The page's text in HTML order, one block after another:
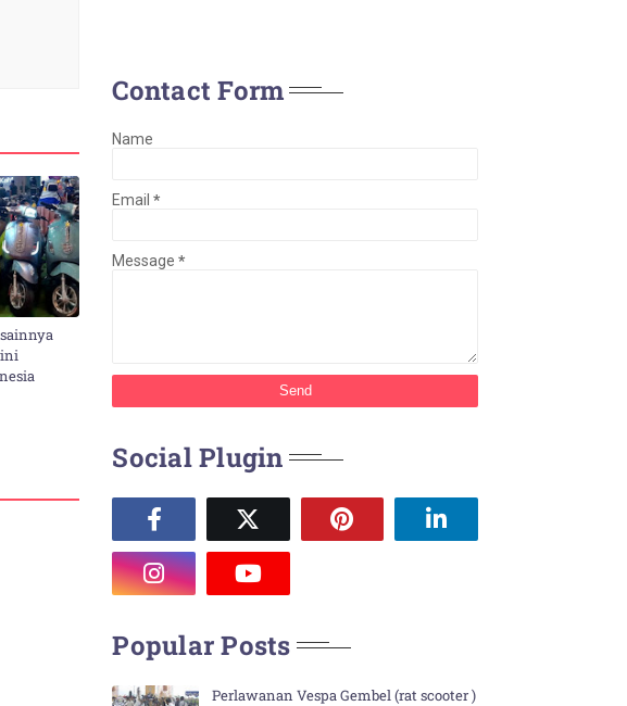
Contact Form
Name
Email*
Message*
Social Plugin
Popular Posts
Perlawanan Vespa Gembel (rat scooter )